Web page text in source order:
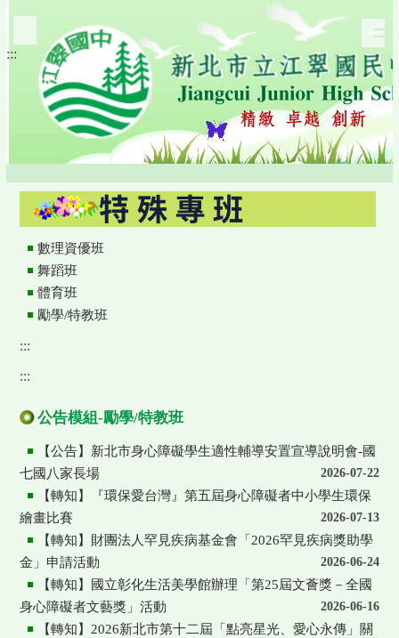
跳
主
:::
數理資優班
舞蹈班
體育班
勵學/特教班
:::
:::
公告模組-勵學/特教班
【公告】新北市身心障礙學生適性輔導安置宣導說明會-國
七國八家長場
2026-07-22
【轉知】『環保愛台灣』第五屆身心障礙者中小學生環保
繪畫比賽
2026-07-13
【轉知】財團法人罕見疾病基金會「2026罕見疾病獎助學
金」申請活動
2026-06-24
【轉知】國立彰化生活美學館辦理「第25屆文薈獎－全國
身心障礙者文藝獎」活動
2026-06-16
【轉知】2026新北市第十二屆「點亮星光、愛心永傳」關